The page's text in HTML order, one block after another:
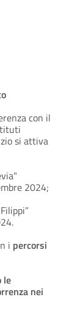
con il
si attiva
2024;
i percorsi
le
nei